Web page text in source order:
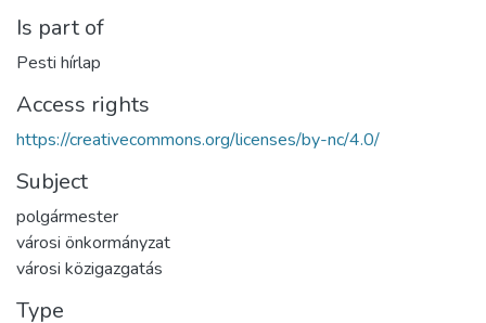
Is part of
Pesti hírlap
Access rights
https://creativecommons.org/licenses/by-nc/4.0/
Subject
polgármester
városi önkormányzat
városi közigazgatás
Type